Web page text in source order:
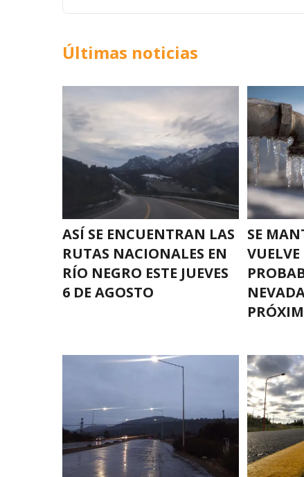
Últimas noticias
ASÍ SE ENCUENTRAN LAS
RUTAS NACIONALES EN
RÍO NEGRO ESTE JUEVES
6 DE AGOSTO
SE